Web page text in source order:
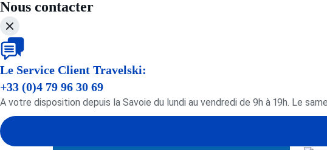
Nous contacter
Le Service Client Travelski:
+33 (0)4 79 96 30 69
A votre disposition depuis la Savoie du lundi au vendredi de 9h à 19h. Le